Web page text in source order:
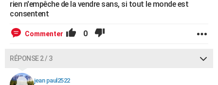
FORUM
rien n'empêche de la vendre sans, si tout le monde est
consentent
Commenter 0
RÉPONSE 2 / 3
jean paul2522